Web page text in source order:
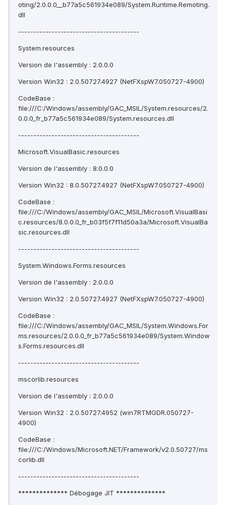
oting/2.0.0.0__b77a5c561934e089/System.Runtime.Remoting.
dll
----------------------------------------
System.resources
Version de l'assembly : 2.0.0.0
Version Win32 : 2.0.50727.4927 (NetFXspW7.050727-4900)
CodeBase :
file:///C:/Windows/assembly/GAC_MSIL/System.resources/2.
0.0.0_fr_b77a5c561934e089/System.resources.dll
----------------------------------------
Microsoft.VisualBasic.resources
Version de l'assembly : 8.0.0.0
Version Win32 : 8.0.50727.4927 (NetFXspW7.050727-4900)
CodeBase :
file:///C:/Windows/assembly/GAC_MSIL/Microsoft.VisualBasi
c.resources/8.0.0.0_fr_b03f5f7f11d50a3a/Microsoft.VisualBa
sic.resources.dll
----------------------------------------
System.Windows.Forms.resources
Version de l'assembly : 2.0.0.0
Version Win32 : 2.0.50727.4927 (NetFXspW7.050727-4900)
CodeBase :
file:///C:/Windows/assembly/GAC_MSIL/System.Windows.For
ms.resources/2.0.0.0_fr_b77a5c561934e089/System.Window
s.Forms.resources.dll
----------------------------------------
mscorlib.resources
Version de l'assembly : 2.0.0.0
Version Win32 : 2.0.50727.4952 (win7RTMGDR.050727-
4900)
CodeBase :
file:///C:/Windows/Microsoft.NET/Framework/v2.0.50727/ms
corlib.dll
----------------------------------------
************** Débogage JIT **************